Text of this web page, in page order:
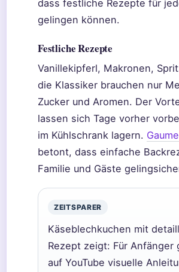
dass festliche Rezepte für
gelingen können.
Festliche Rezepte
Vanillekipferl, Makronen,
die Klassiker brauchen nur
Zucker und Aromen. Der
lassen sich Tage vorher
im Kühlschrank lagern.
betont, dass einfache
Familie und Gäste
ZEITSPARER
Käseblechkuchen mit
Rezept zeigt: Für Anfänger
auf YouTube visuelle